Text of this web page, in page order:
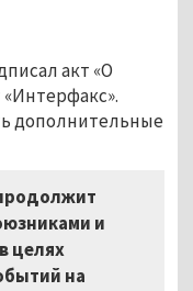
акт «О
дополнительные
и
целях
на